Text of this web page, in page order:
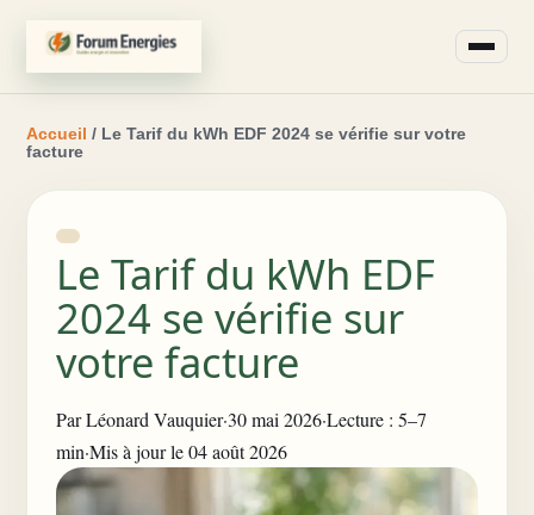
Accueil / Le Tarif du kWh EDF 2024 se vérifie sur votre
facture
Le Tarif du kWh EDF
2024 se vérifie sur
votre facture
ParLéonard Vauquier·30 mai 2026·Lecture : 5–7
min·Mis à jour le 04 août 2026